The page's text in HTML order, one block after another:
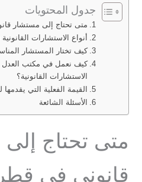
جدول المحتويات
متى تحتاج إلى مستشار
أنواع الاستشارات
كيف تختار المستشار
كيف نعمل في مكتب
الاستشارات القانونية؟
القيمة الفعلية التي
الأسئلة الشائعة
متى تحتاج
قانوني في